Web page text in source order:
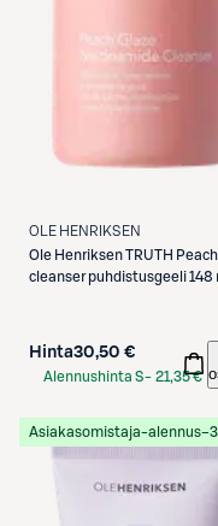
OLE HENRIKSEN
Ole HenriksenTRUTH Peach
cleanser puhdistusgeeli 148
Hinta30,50 €
Alennushinta S- 21,35 €
Asiakasomistaja-alennus